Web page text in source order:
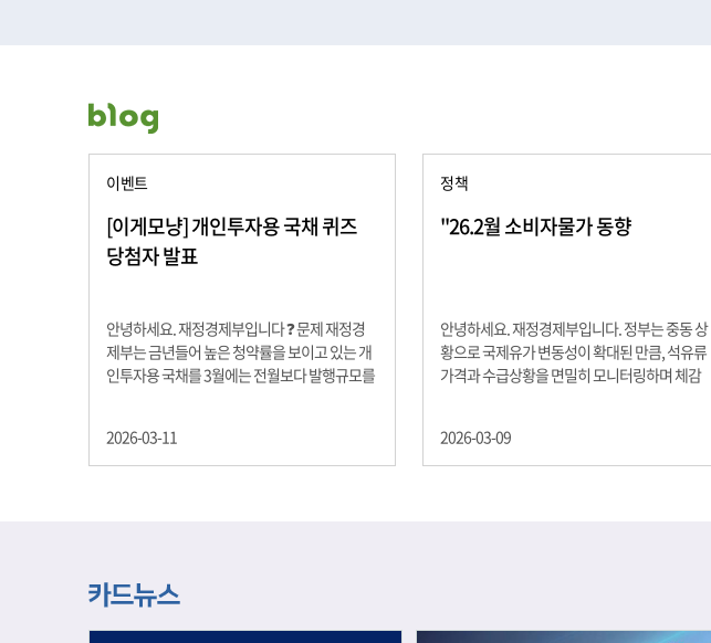
이벤트
[이게모냥] 개인투자용 국채 퀴즈
당첨자 발표
안녕하세요. 재정경제부입니다 ❓ 문제 재정경
제부는 금년들어 높은 청약률을 보이고 있는 개
인투자용 국채를 3월에는 전월보다 발행규모를
년물 900억원, 20년물 300억원입니다. 그렇다
면 3월 개인투자용 국채의 총 발행 예정 금액은
은 인스타그램 개별 DM으로 폼링크를 전달드립
니다.
2026-03-11
정책
"26.2월 소비자물가 동향
안녕하세요. 재정경제부입니다. 정부는 중동 상
황으로 국제유가 변동성이 확대된 만큼, 석유류
가격과 수급상황을 면밀히 모니터링하며 체감
고 추세적 흐름을 보여주는 근원물가는 2.3% 상
승 향후 지정학적 요인, 기상여건 등 불확실성이
2026-03-09